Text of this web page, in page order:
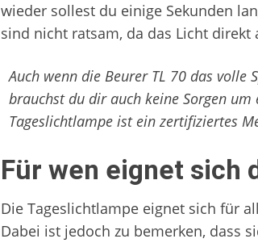
wieder sollest du einige Sekunden
sind nicht ratsam, da das Licht
Auch wenn die Beurer TL 70 das volle
brauchst du dir auch keine Sorgen um
Tageslichtlampe ist ein zertifiziertes
Für wen eignet sich
Die Tageslichtlampe eignet sich für
Dabei ist jedoch zu bemerken, dass